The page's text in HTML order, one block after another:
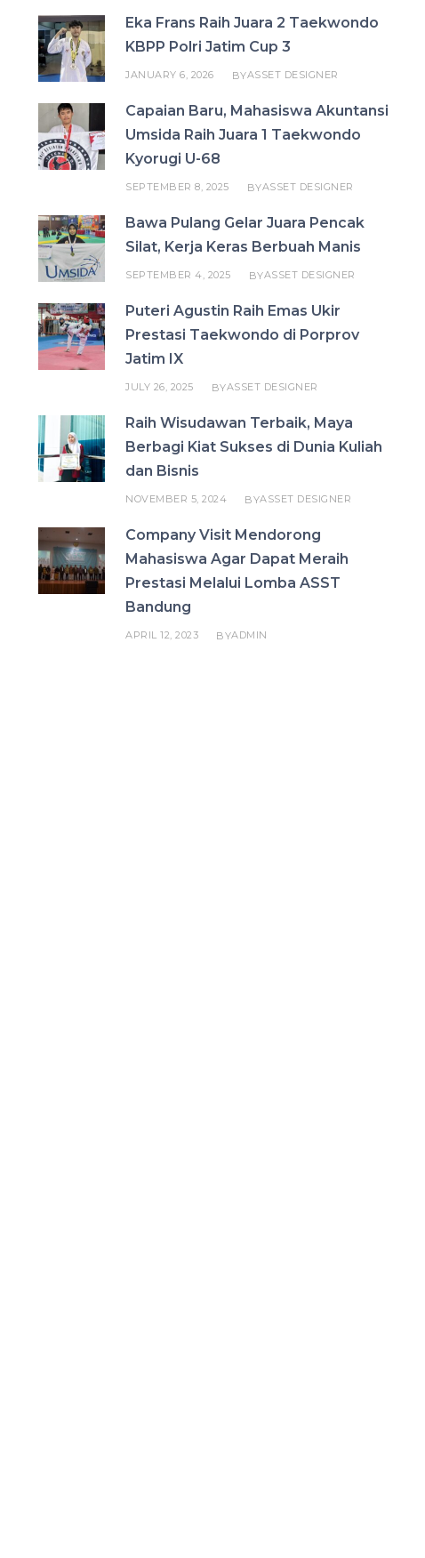
Eka Frans Raih Juara 2 Taekwondo
KBPP Polri Jatim Cup 3
JANUARY 6, 2026 BYASSET DESIGNER
Capaian Baru, Mahasiswa Akuntansi
Umsida Raih Juara 1 Taekwondo
Kyorugi U-68
SEPTEMBER 8, 2025 BYASSET DESIGNER
Bawa Pulang Gelar Juara Pencak
Silat, Kerja Keras Berbuah Manis
SEPTEMBER 4, 2025 BYASSET DESIGNER
Puteri Agustin Raih Emas Ukir
Prestasi Taekwondo di Porprov
Jatim IX
JULY 26, 2025 BYASSET DESIGNER
Raih Wisudawan Terbaik, Maya
Berbagi Kiat Sukses di Dunia Kuliah
dan Bisnis
NOVEMBER 5, 2024 BYASSET DESIGNER
Company Visit Mendorong
Mahasiswa Agar Dapat Meraih
Prestasi Melalui Lomba ASST
Bandung
APRIL 12, 2023 BYADMIN